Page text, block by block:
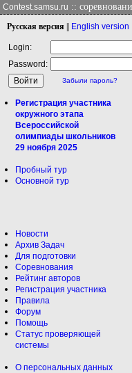
Contest.samsu.ru ::
Русская версия Eng lish version
Login:
Password:
Забыли пароль?
Регистрация участника
окружного этапа
Всероссийской
олимпиады школьников
29 ноября 2025
Пробный тур
Основной тур
Новости
Архив Задач
Для подготовки
Соревнования
Рейтинг авторов
Регистрация участника
Правила
Форум
Помощь
Статус проверяющей
системы
О персональных данных